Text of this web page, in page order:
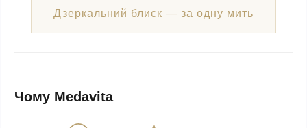
Дзеркальний блиск — за одну мить
Чому Medavita